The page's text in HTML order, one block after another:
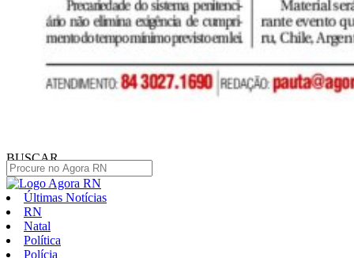
BUSCAR
Últimas Notícias
RN
Natal
Política
Polícia